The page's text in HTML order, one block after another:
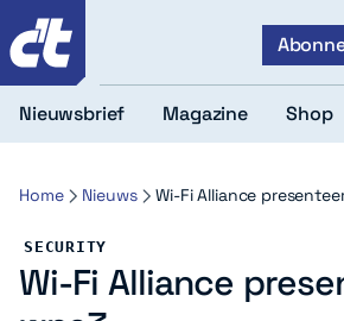
Nieuwsbrief Magazine Shop
Home Nieuws Wi-Fi Alliance
SECURITY
Wi-Fi Alliance